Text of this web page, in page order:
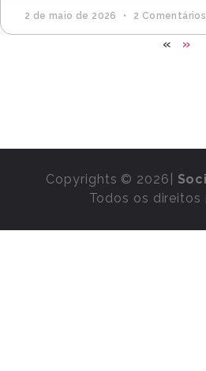
2 de maio de 2026 2 Comentários
« »
Copyrights © 2026|
Todos os direitos